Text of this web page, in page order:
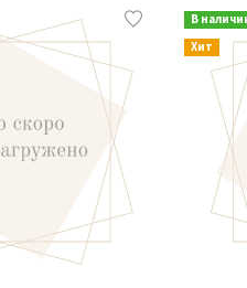
В
Хит